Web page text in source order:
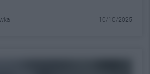
10/10/2025